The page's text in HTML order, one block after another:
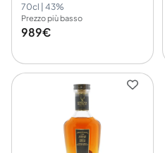
70cl | 43%
Prezzo più basso
989€